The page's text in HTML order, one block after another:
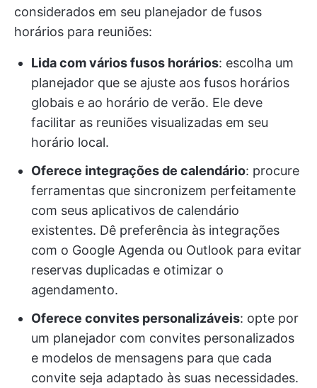
considerados em seu planejador de fusos
horários para reuniões:
Lida com vários fusos horários: escolha um
planejador que se ajuste aos fusos horários
globais e ao horário de verão. Ele deve
facilitar as reuniões visualizadas em seu
horário local.
Oferece integrações de calendário: procure
ferramentas que sincronizem perfeitamente
com seus aplicativos de calendário
existentes. Dê preferência às integrações
com o Google Agenda ou Outlook para evitar
reservas duplicadas e otimizar o
agendamento.
Oferece convites personalizáveis: opte por
um planejador com convites personalizados
e modelos de mensagens para que cada
convite seja adaptado às suas necessidades.